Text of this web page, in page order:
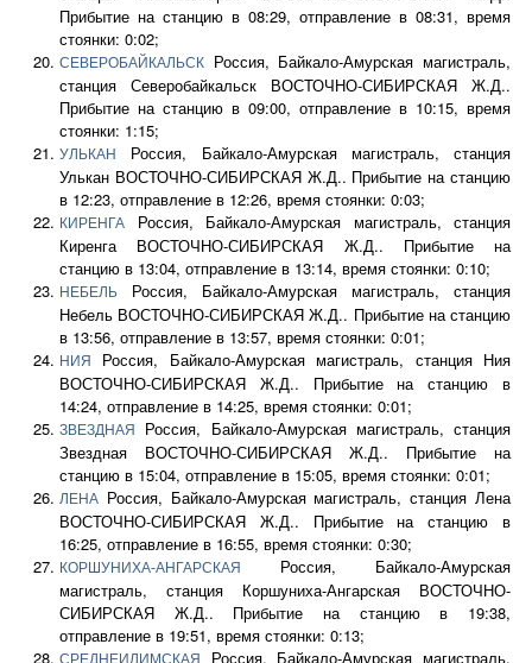
Прибытие на станцию в 08:29, отправление в 08:31, время
стоянки: 0:02;
СЕВЕРОБАЙКАЛЬСК
Россия, Байкало-Амурская магистраль,
станция Северобайкальск ВОСТОЧНО-СИБИРСКАЯ Ж.Д..
Прибытие на станцию в 09:00, отправление в 10:15, время
стоянки: 1:15;
УЛЬКАН
Россия, Байкало-Амурская магистраль, станция
Улькан ВОСТОЧНО-СИБИРСКАЯ Ж.Д.. Прибытие на станцию
в 12:23, отправление в 12:26, время стоянки: 0:03;
КИРЕНГА
Россия, Байкало-Амурская магистраль, станция
Киренга ВОСТОЧНО-СИБИРСКАЯ Ж.Д.. Прибытие на
станцию в 13:04, отправление в 13:14, время стоянки: 0:10;
НЕБЕЛЬ
Россия, Байкало-Амурская магистраль, станция
Небель ВОСТОЧНО-СИБИРСКАЯ Ж.Д.. Прибытие на станцию
в 13:56, отправление в 13:57, время стоянки: 0:01;
НИЯ
Россия, Байкало-Амурская магистраль, станция Ния
ВОСТОЧНО-СИБИРСКАЯ Ж.Д.. Прибытие на станцию в
14:24, отправление в 14:25, время стоянки: 0:01;
ЗВЕЗДНАЯ
Россия, Байкало-Амурская магистраль, станция
Звездная ВОСТОЧНО-СИБИРСКАЯ Ж.Д.. Прибытие на
станцию в 15:04, отправление в 15:05, время стоянки: 0:01;
ЛЕНА Россия, Байкало-Амурская магистраль, станция Лена
ВОСТОЧНО-СИБИРСКАЯ Ж.Д.. Прибытие на станцию в
16:25, отправление в 16:55, время стоянки: 0:30;
КОРШУНИХА-АНГАРСКАЯ
Россия, Байкало-Амурская
магистраль, станция Коршуниха-Ангарская ВОСТОЧНО-
СИБИРСКАЯ Ж.Д.. Прибытие на станцию в 19:38,
отправление в 19:51, время стоянки: 0:13;
СРЕДНЕИЛИМСКАЯ
Россия, Байкало-Амурская магистраль,